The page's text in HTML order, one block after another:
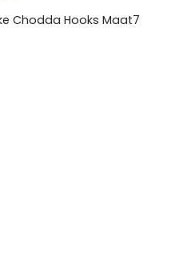
Chodda Hooks Maat7